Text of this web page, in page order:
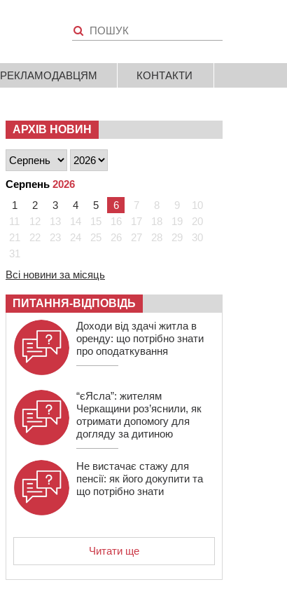
РЕКЛАМОДАВЦЯМ КОНТАКТИ
АРХІВ НОВИН
Серпень 2026
1
2 3 4 5 6 7 8 9
10
11
12 13 14 15 16 17 18 19
20
21
22 23 24 25 26 27 28 29
30
31
Всі новини за місяць
ПИТАННЯ-ВІДПОВІДЬ
Доходи від здачі житла в
оренду: що потрібно знати
про оподаткування
“єЯсла”: жителям
Черкащини роз’яснили, як
отримати допомогу для
догляду за дитиною
Не вистачає стажу для
пенсії: як його докупити та
що потрібно знати
Читати ще